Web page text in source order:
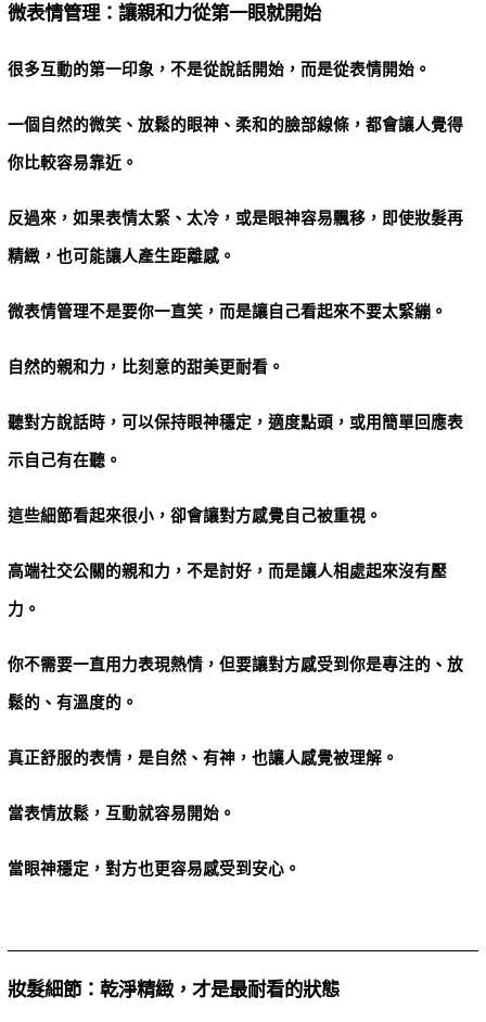
微表情管理：讓親和力從第一眼就開始
很多互動的第一印象，不是從說話開始，而是從表情開始。
一個自然的微笑、放鬆的眼神、柔和的臉部線條，都會讓人覺得
你比較容易靠近。
反過來，如果表情太緊、太冷，或是眼神容易飄移，即使妝髮再
精緻，也可能讓人產生距離感。
微表情管理不是要你一直笑，而是讓自己看起來不要太緊繃。
自然的親和力，比刻意的甜美更耐看。
聽對方說話時，可以保持眼神穩定，適度點頭，或用簡單回應表
示自己有在聽。
這些細節看起來很小，卻會讓對方感覺自己被重視。
高端社交公關的親和力，不是討好，而是讓人相處起來沒有壓
力。
你不需要一直用力表現熱情，但要讓對方感受到你是專注的、放
鬆的、有溫度的。
真正舒服的表情，是自然、有神，也讓人感覺被理解。
當表情放鬆，互動就容易開始。
當眼神穩定，對方也更容易感受到安心。
妝髮細節：乾淨精緻，才是最耐看的狀態